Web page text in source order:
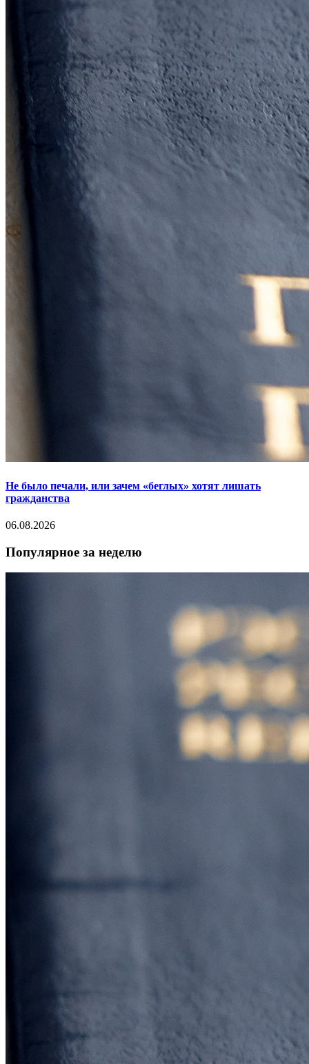
Не было печали, или зачем «беглых» хотят лишать
гражданства
06.08.2026
Популярное за неделю